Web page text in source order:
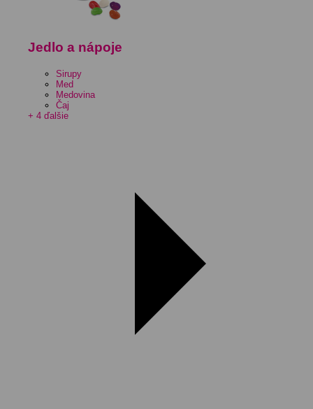
Jedlo a nápoje
Sirupy
Med
Medovina
Čaj
+ 4 ďalšie